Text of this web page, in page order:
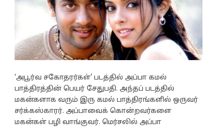
‘அபூர்வ சகோதரர்கள்’ படத்தில் அப்பா கமல்
பாத்திரத்தின் பெயர் சேதுபதி. அந்தப் படத்தில்
மகன்களாக வரும் இரு கமல் பாத்திரங்களில் ஒருவர்
சர்க்கஸ்காரர். அப்பாவைக் கொன்றவர்களை
மகன்கள் பழி வாங்குவர். மெர்சலில் அப்பா